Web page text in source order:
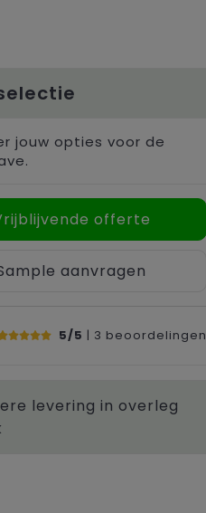
jouw opties voor de
offerte
aanvragen
5/5 | 3 beoordelingen
levering in overleg